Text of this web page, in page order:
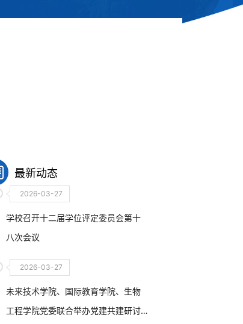
最新动态
2026-03-27
学校召开十二届学位评定委员会第十
八次会议
2026-03-27
未来技术学院、国际教育学院、生物
工程学院党委联合举办党建共建研讨